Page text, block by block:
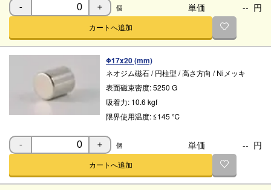
- ＋ 個 単価 -- 円
カートへ追加
Φ17x20 (mm)
ネオジム磁石/ 円柱型 /高さ方向 / Niメッキ
表面磁束密度:5250 G
吸着力: 10.6 kgf
限界使用温度:≦145 ℃
- ＋ 個 単価 -- 円
カートへ追加